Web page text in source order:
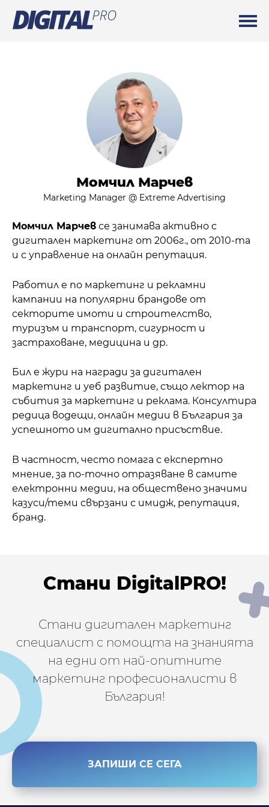
Момчил Марчев
Marketing Manager @ Extreme Advertising
Момчил Марчев се занимава активно с
дигитален маркетинг от 2006г., от 2010-та
и с управление на онлайн репутация.
Работил е по маркетинг и рекламни
кампании на популярни брандове от
секторите имоти и строителство,
туризъм и транспорт, сигурност и
застраховане, медицина и др.
Бил е жури на награди за дигитален
маркетинг и уеб развитие, също лектор на
събития за маркетинг и реклама. Консултира
редица водещи, онлайн медии в България за
успешното им дигитално присъствие.
В частност, често помага с експертно
мнение, за по-точно отразяване в самите
електронни медии, на обществено значими
казуси/теми свързани с имидж, репутация,
бранд.
Стани DigitalPRO!
Стани дигитален маркетинг
специалист с помощта на знанията
на едни от най-опитните
маркетинг професионалисти в
България!
ЗАПИШИ СЕ СЕГА